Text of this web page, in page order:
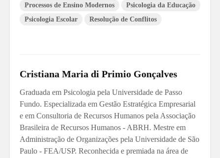
Processos de Ensino Modernos
Psicologia da Educação
Psicologia Escolar
Resolução de Conflitos
Cristiana Maria di Primio Gonçalves
Graduada em Psicologia pela Universidade de Passo
Fundo. Especializada em Gestão Estratégica Empresarial
e em Consultoria de Recursos Humanos pela Associação
Brasileira de Recursos Humanos - ABRH. Mestre em
Administração de Organizações pela Universidade de São
Paulo - FEA/USP. Reconhecida e premiada na área de